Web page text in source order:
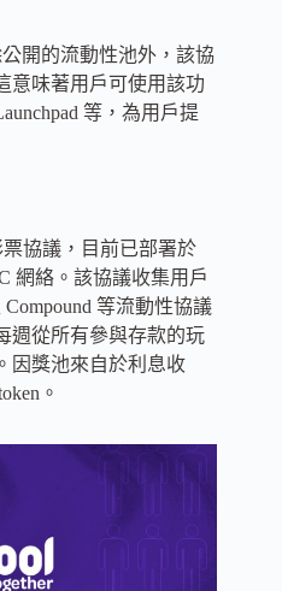
開的流動性池外，該協
意味著用戶可使用該功
等，為用戶提
票協議，目前已部署於
網絡。該協議收集用戶
等流動性協議
週從所有參與存款的玩
因獎池來自於利息收
。